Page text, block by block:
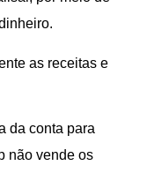
as receitas e
da conta para
não vende os